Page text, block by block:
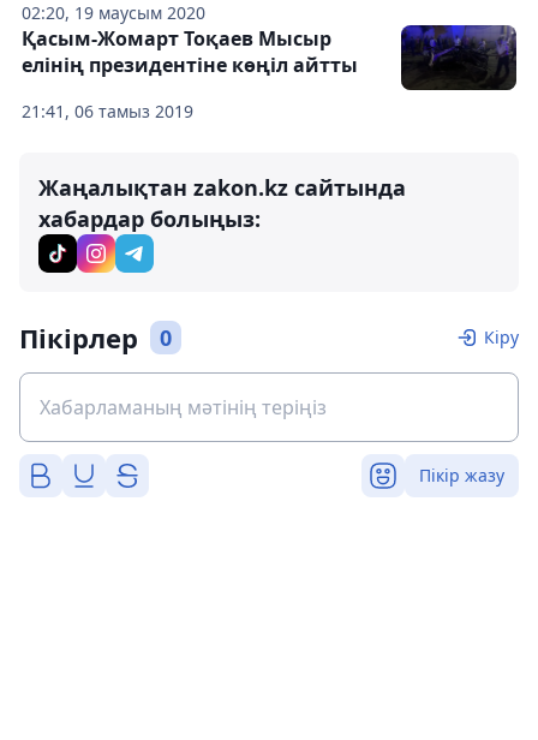
02:20, 19 маусым 2020
21:41, 06 тамыз 2019
Қасым-Жомарт Тоқаев Мысыр
елінің президентіне көңіл айтты
Жаңалықтан zakon.kz сайтында
хабардар болыңыз:
Пікірлер 0 Кіру
Пікір жазу